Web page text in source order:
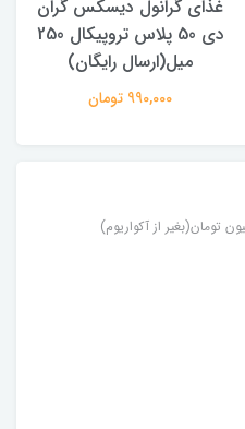
غذای گرانول دیسکس گران
میل(ارسال رایگان)
497,000 تومان